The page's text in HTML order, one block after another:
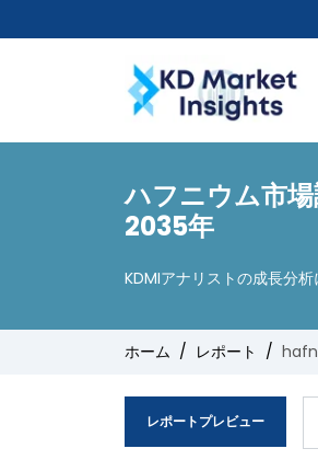
ハフニウム市
2035年
KDMIアナリストの成長分
ホーム レポート
レポートプレビュー